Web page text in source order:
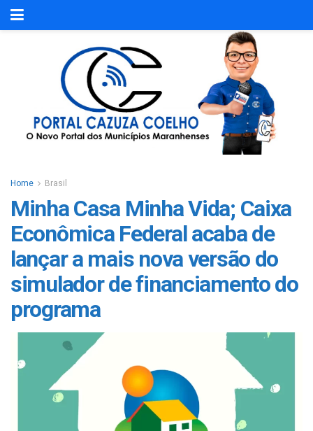
Home Brasil
Minha Casa Minha Vida; Caixa
Econômica Federal acaba de
lançar a mais nova versão do
simulador de financiamento do
programa